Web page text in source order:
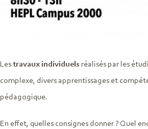
Lestravaux individuelsréalisés par les
complexe, divers apprentissages et
pédagogique.
En effet, quelles consignes donner ? Quel